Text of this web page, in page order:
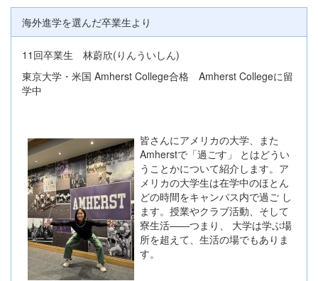
海外進学を選んだ卒業生より
11回卒業生 林蔚欣(りんういしん)
東京大学・米国 Amherst College合格 Amherst Collegeに留
学中
皆さんにアメリカの大学、また
Amherstで「過ごす」 とはどうい
うことかについて紹介します。ア
メリカの大学生は在学中のほとん
どの時間をキャンパス内で過ご し
ます。授業やクラブ活動、そして
寮生活——つまり、 大学は学ぶ場
所を超えて、生活の場でもありま
す。